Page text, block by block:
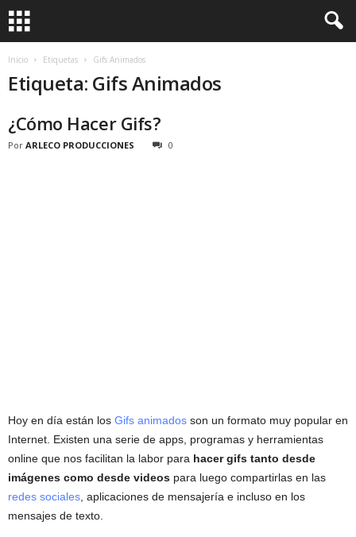
Inicio Etiquetas Gifs Animados
Etiqueta: Gifs Animados
¿Cómo Hacer Gifs?
Por ARLECO PRODUCCIONES 0
Hoy en día están los Gifs animados son un formato muy popular en
Internet. Existen una serie de apps, programas y herramientas
online que nos facilitan la labor para hacer gifs tanto desde
imágenes como desde videos para luego compartirlas en las
redes sociales , aplicaciones de mensajería e incluso en los
mensajes de texto.